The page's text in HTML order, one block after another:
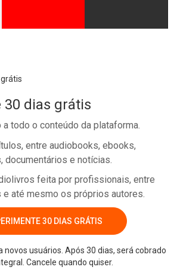
30 dias grátis
todo o conteúdo da plataforma.
entre audiobooks, ebooks,
documentários e notícias.
feita por profissionais, entre
até mesmo os próprios autores.
30 DIAS GRÁTIS
novos usuários. Após 30 dias, será cobrado
Cancele quando quiser.